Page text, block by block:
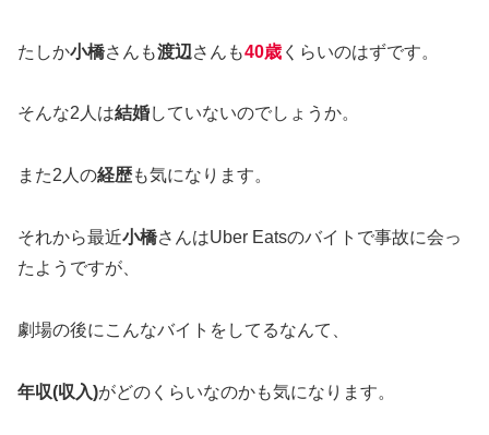
たしか小橋さんも渡辺さんも40歳 くらいのはずです。
そんな2人は結婚していないのでしょうか。
また2人の経歴も気になります。
それから最近小橋さんはUber Eatsのバイトで事故に会っ
たようですが、
劇場の後にこんなバイトをしてるなんて、
年収(収入)がどのくらいなのかも気になります。